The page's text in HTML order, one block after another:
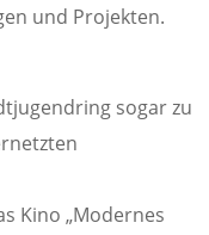
und Projekten.
sogar zu
Kino „Modernes